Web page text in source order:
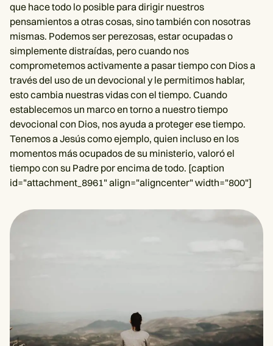
que hace todo lo posible para dirigir nuestros
pensamientos a otras cosas, sino también con nosotras
mismas. Podemos ser perezosas, estar ocupadas o
simplemente distraídas, pero cuando nos
comprometemos activamente a pasar tiempo con Dios a
través del uso de un devocional y le permitimos hablar,
esto cambia nuestras vidas con el tiempo. Cuando
establecemos un marco en torno a nuestro tiempo
devocional con Dios, nos ayuda a proteger ese tiempo.
Tenemos a Jesús como ejemplo, quien incluso en los
momentos más ocupados de su ministerio, valoró el
tiempo con su Padre por encima de todo. [caption
id="attachment_8961" align="aligncenter" width="800"]